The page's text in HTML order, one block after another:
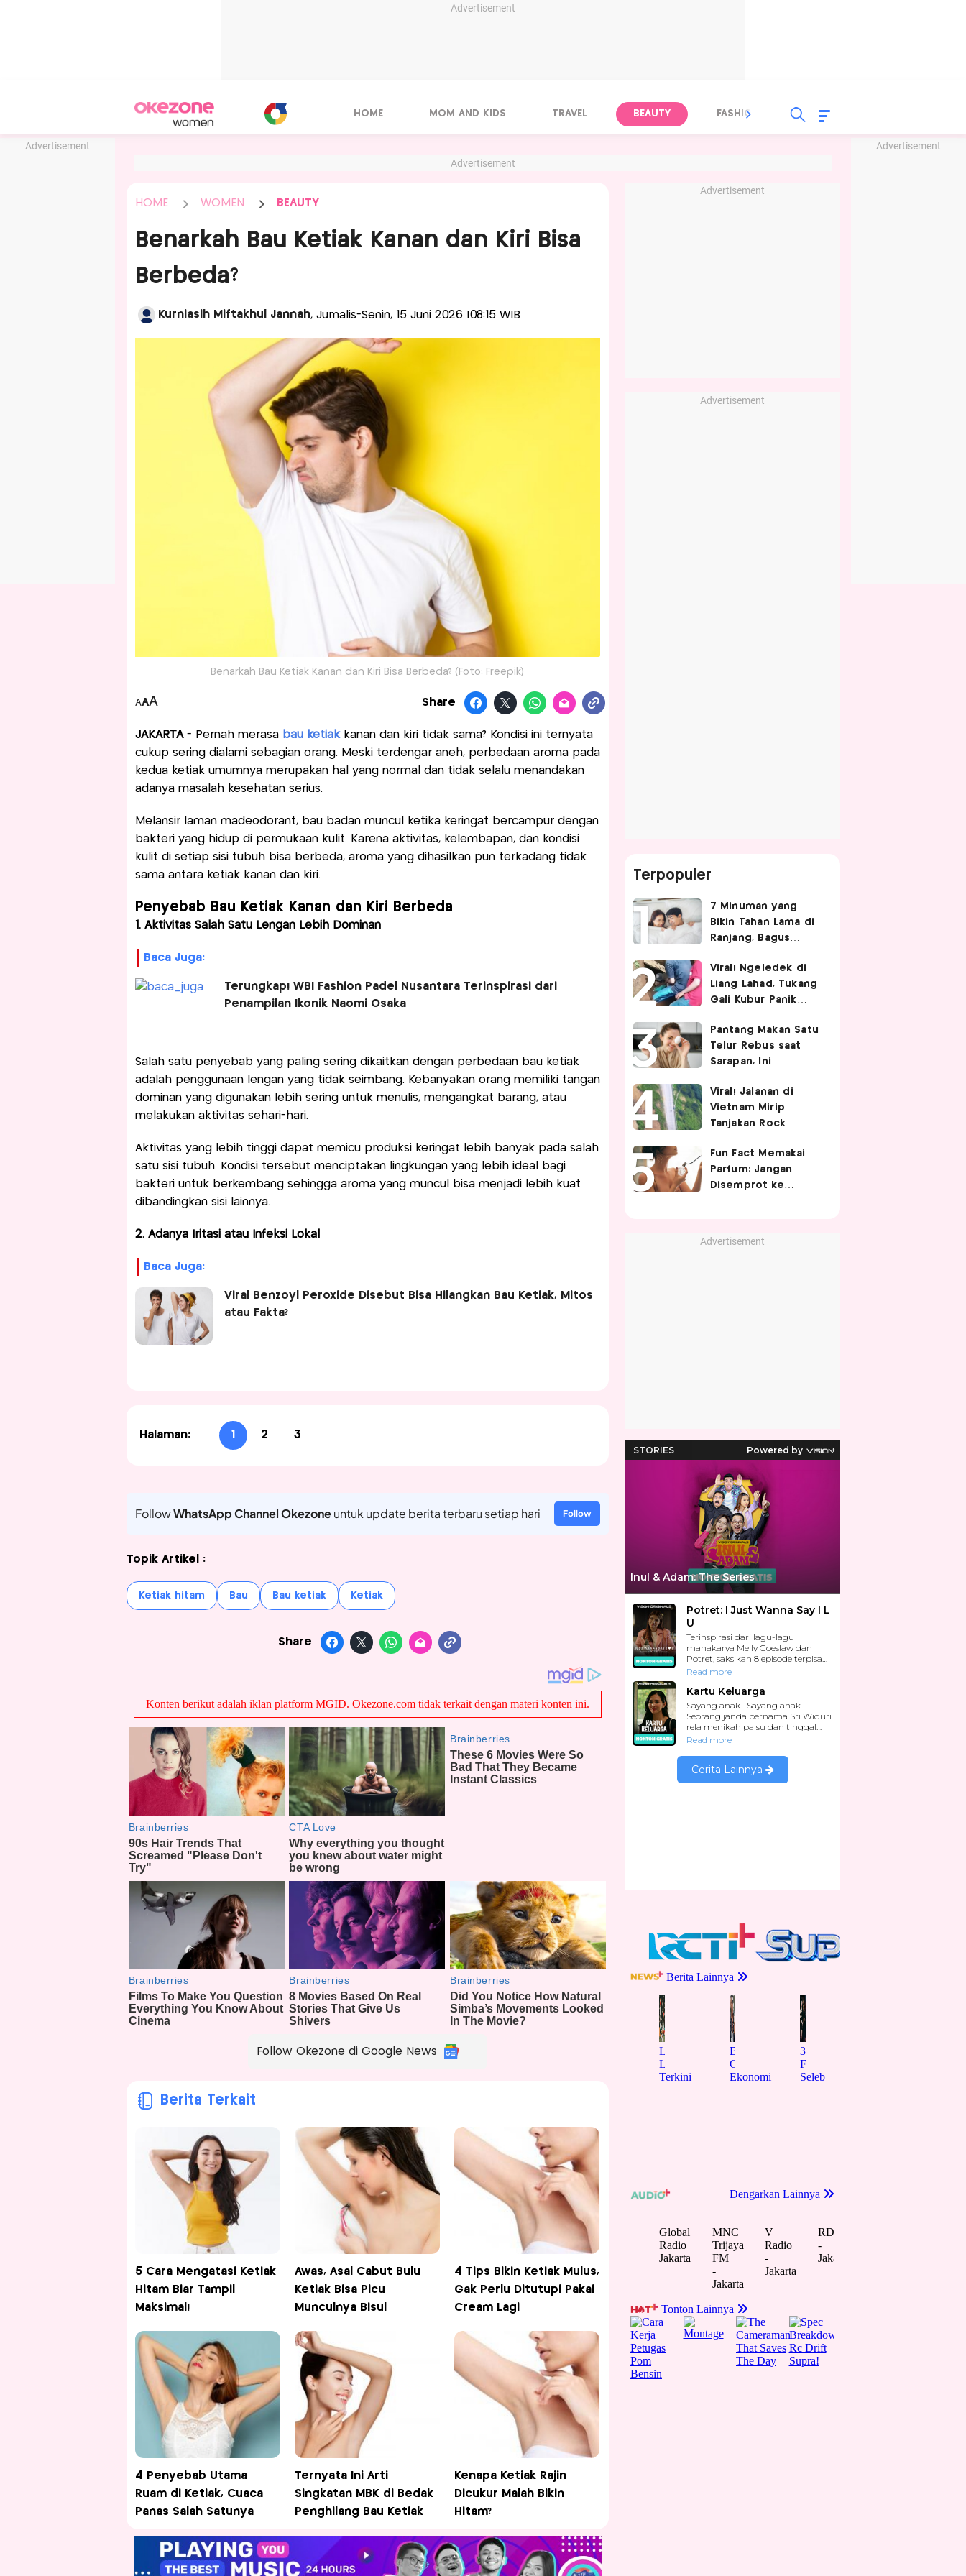
Advertisement
Advertisement Advertisement
HOME MOM AND KIDS TRAVEL BEAUTY FASHION FOOD
Advertisement
HOME WOMEN BEAUTY
Benarkah Bau Ketiak Kanan dan Kiri Bisa
Berbeda?
Kurniasih Miftakhul Jannah, Jurnalis-Senin, 15 Juni 2026 |08:15 WIB
Benarkah Bau Ketiak Kanan dan Kiri Bisa Berbeda? (Foto: Freepik)
AAA Share
JAKARTA- Pernah merasa bau ketiakkanan dan kiri tidak sama? Kondisi ini ternyata
cukup sering dialami sebagian orang. Meski terdengar aneh, perbedaan aroma pada
kedua ketiak umumnya merupakan hal yang normal dan tidak selalu menandakan
adanya masalah kesehatan serius.
Melansir laman madeodorant, bau badan muncul ketika keringat bercampur dengan
bakteri yang hidup di permukaan kulit. Karena aktivitas, kelembapan, dan kondisi
kulit di setiap sisi tubuh bisa berbeda, aroma yang dihasilkan pun terkadang tidak
sama antara ketiak kanan dan kiri.
Penyebab Bau Ketiak Kanan dan Kiri Berbeda
1. Aktivitas Salah Satu Lengan Lebih Dominan
Baca Juga:
Terungkap! WBI Fashion Padel Nusantara Terinspirasi dari
Penampilan Ikonik Naomi Osaka
Salah satu penyebab yang paling sering dikaitkan dengan perbedaan bau ketiak
adalah penggunaan lengan yang tidak seimbang. Kebanyakan orang memiliki tangan
dominan yang digunakan lebih sering untuk menulis, mengangkat barang, atau
melakukan aktivitas sehari-hari.
Aktivitas yang lebih tinggi dapat memicu produksi keringat lebih banyak pada salah
satu sisi tubuh. Kondisi tersebut menciptakan lingkungan yang lebih ideal bagi
bakteri untuk berkembang sehingga aroma yang muncul bisa menjadi lebih kuat
dibandingkan sisi lainnya.
2. Adanya Iritasi atau Infeksi Lokal
Baca Juga:
Viral Benzoyl Peroxide Disebut Bisa Hilangkan Bau Ketiak, Mitos
atau Fakta?
Halaman: 1 2 3
FollowWhatsApp Channel Okezoneuntuk update berita terbaru setiap hari Follow
Topik Artikel :
Ketiak hitam Bau Bau ketiak Ketiak
Share
Follow Okezone di Google News
Berita Terkait
5 Cara Mengatasi Ketiak
Hitam Biar Tampil
Maksimal!
Awas, Asal Cabut Bulu
Ketiak Bisa Picu
Munculnya Bisul
4 Tips Bikin Ketiak Mulus,
Gak Perlu Ditutupi Pakai
Cream Lagi
4 Penyebab Utama
Ruam di Ketiak, Cuaca
Panas Salah Satunya
Ternyata Ini Arti
Singkatan MBK di Bedak
Penghilang Bau Ketiak
Kenapa Ketiak Rajin
Dicukur Malah Bikin
Hitam?
Advertisement
Advertisement
Terpopuler
7 Minuman yang
Bikin Tahan Lama di
Ranjang, Bagus
Hubungan Intim
Viral! Ngeledek di
Liang Lahad, Tukang
Gali Kubur Panik
Pantang Makan Satu
Telur Rebus saat
Sarapan, Ini
Ahli Gizi!
Viral! Jalanan di
Vietnam Mirip
Tanjakan Rock
Berbelok Nyaris 90
Derajat!
Fun Fact Memakai
Parfum: Jangan
Disemprot ke
Advertisement